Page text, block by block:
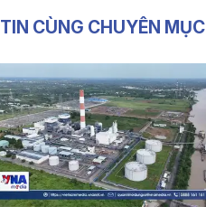
TIN CÙNG CHUYÊN MỤC